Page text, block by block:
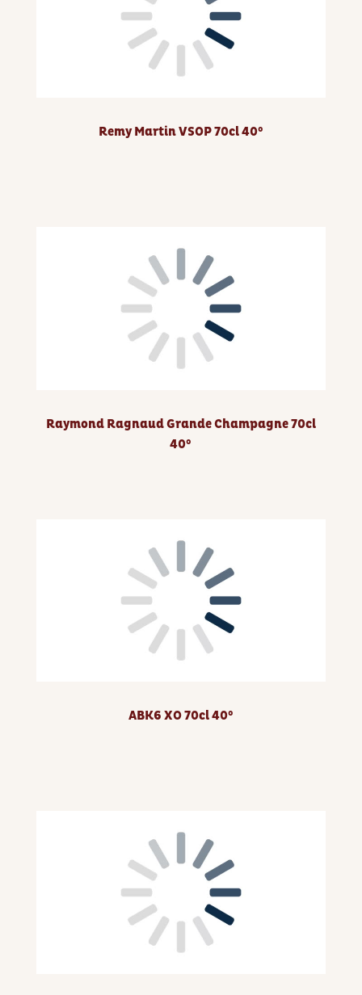
Remy Martin VSOP 70cl 40°
Raymond Ragnaud Grande Champagne 70cl
40°
ABK6 XO 70cl 40°